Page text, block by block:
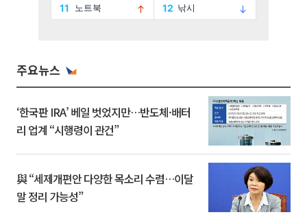
주요뉴스
‘한국판 IRA’ 베일 벗었지만…반도체·배터
리 업계 “시행령이 관건”
與 “세제개편안 다양한 목소리 수렴…이달
말 정리 가능성”